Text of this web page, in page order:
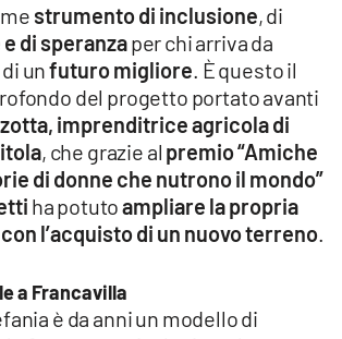
strumento di inclusione, di
di speranzaper chi arriva da
unfuturo migliore . È questo il
del progetto portato avanti
imprenditrice agricola di
, che grazie al premio “Amiche
di donne che nutrono il mondo”
ha potutoampliare la propria
l’acquisto di un nuovo terreno
a Francavilla
è da anni un modello di